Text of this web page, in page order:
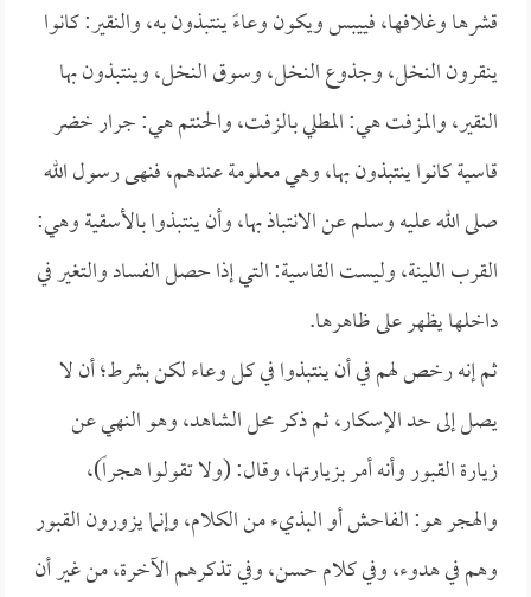
قشرها وغلافها، فييبس ويكون وعاءً ينتبذون به، والنقير: كانوا
ينقرون النخل، وجذوع النخل، وسوق النخل، وينتبذون بها
النقير، والمزفت هي: المطلي بالزفت، والحنتم هي: جرار خضر
قاسية كانوا ينتبذون بها، وهي معلومة عندهم، فنهى رسول الله
صلى الله عليه وسلم عن الانتباذ بها، وأن ينتبذوا بالأسقية وهي:
القرب اللينة، وليست القاسية: التي إذا حصل الفساد والتغير في
داخلها يظهر على ظاهرها.
ثم إنه رخص لهم في أن ينتبذوا في كل وعاء لكن بشرط؛ أن لا
يصل إلى حد الإسكار، ثم ذكر محل الشاهد، وهو النهي عن
زيارة القبور وأنه أمر بزيارتها، وقال: (ولا تقولوا هجراً)،
والهجر هو: الفاحش أو البذيء من الكلام، وإنما يزورون القبور
وهم في هدوء، وفي كلام حسن، وفي تذكرهم الآخرة، من غير أن